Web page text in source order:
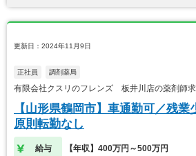
更新日：2024年11月9日
正社員 調剤薬局
有限会社クスリのフレンズ 板井川店の薬剤師求
【山形県鶴岡市】車通勤可／残業
原則転勤なし
給与 【年収】400万円～500万円